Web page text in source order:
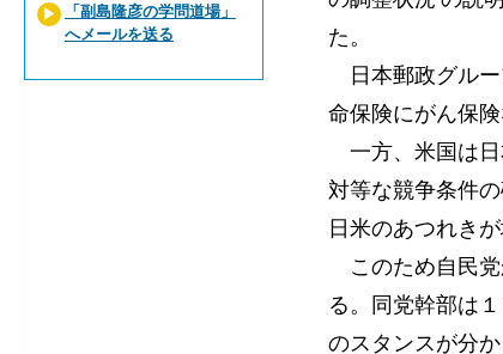
た。
日本郵政グルー
命保険にがん保
一方、米国は日
対等な競争条件
日米のあつれき
このため自民党
る。同党幹部は
のスタンスが分
「副島隆彦の学問道場」
へメールを送る